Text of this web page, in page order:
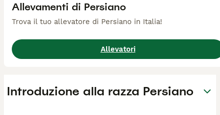
Allevamenti di Persiano
Trova il tuo allevatore di Persiano in Italia!
Allevatori
Introduzione alla razza Persiano